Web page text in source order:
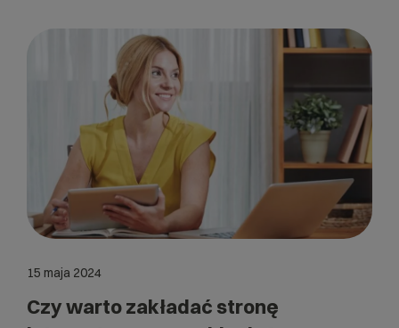
15 maja 2024
Czy warto zakładać stronę